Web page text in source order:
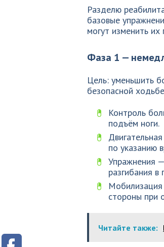
Разделю
базовые
могут изменить
Фаза 1 —
Цель: уменьшить
безопасной
Контроль
подъём ноги.
по указанию
Упражнения
разгибания
Мобилизация
стороны при
Читайте также: